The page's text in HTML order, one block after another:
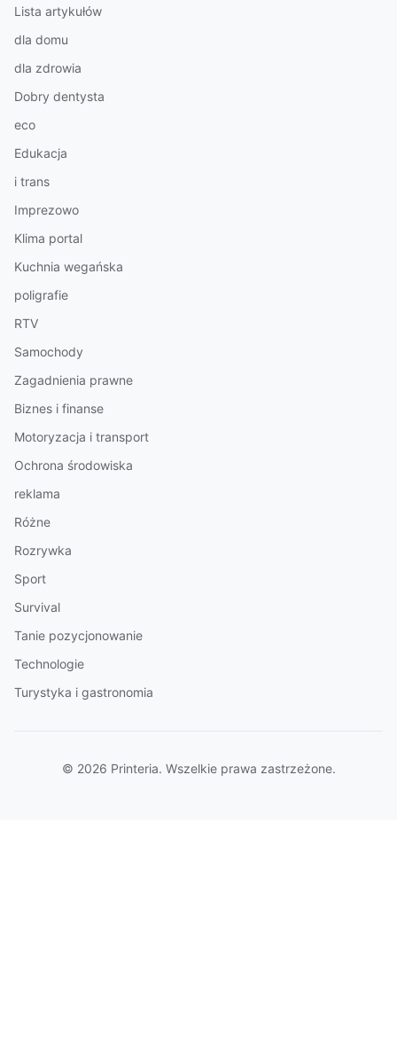
Lista artykułów
dla domu
dla zdrowia
Dobry dentysta
eco
Edukacja
i trans
Imprezowo
Klima portal
Kuchnia wegańska
poligrafie
RTV
Samochody
Zagadnienia prawne
Biznes i finanse
Motoryzacja i transport
Ochrona środowiska
reklama
Różne
Rozrywka
Sport
Survival
Tanie pozycjonowanie
Technologie
Turystyka i gastronomia
© 2026 Printeria. Wszelkie prawa zastrzeżone.